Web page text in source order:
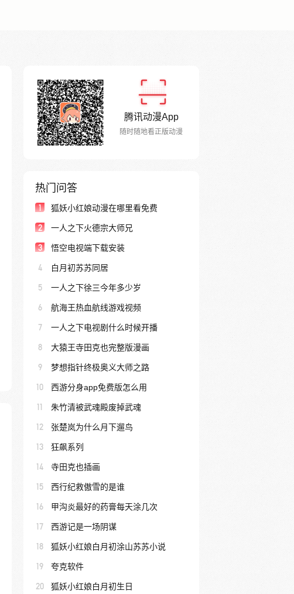
腾讯动漫App
随时随地看正版动漫
热门问答
1 狐妖小红娘动漫在哪里看免费
2 一人之下火德宗大师兄
3 悟空电视端下载安装
4 白月初苏苏同居
5 一人之下徐三今年多少岁
6 航海王热血航线游戏视频
7 一人之下电视剧什么时候开播
8 大猿王寺田克也完整版漫画
9 梦想指针终极奥义大师之路
10 西游分身app免费版怎么用
11 朱竹清被武魂殿废掉武魂
12 张楚岚为什么月下遛鸟
13 狂飙系列
14 寺田克也插画
15 西行纪救傲雪的是谁
16 甲沟炎最好的药膏每天涂几次
17 西游记是一场阴谋
18 狐妖小红娘白月初涂山苏苏小说
19 夸克软件
20 狐妖小红娘白月初生日